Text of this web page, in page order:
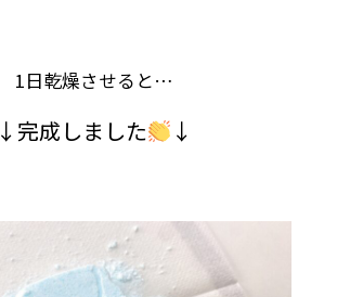
1日乾燥させると…
↓完成しました ↓